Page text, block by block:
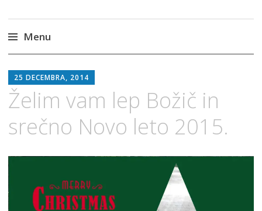
Menu
to
content
25 DECEMBRA, 2014
Želim vam lep Božič in
srečno Novo leto 2015.